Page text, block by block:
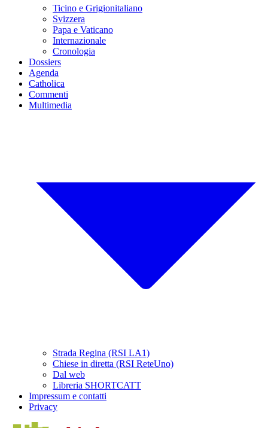
Ticino e Grigionitaliano
Svizzera
Papa e Vaticano
Internazionale
Cronologia
Dossiers
Agenda
Catholica
Commenti
Multimedia
Strada Regina (RSI LA1)
Chiese in diretta (RSI ReteUno)
Dal web
Libreria SHORTCATT
Impressum e contatti
Privacy